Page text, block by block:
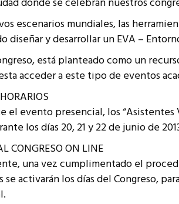
escenarios mundiales, las
diseñar y desarrollar un EVA –
está planteado como un
acceder a este tipo de eventos
el evento presencial, los “Asistentes
los días 20, 21 y 22 de junio de
CONGRESO ON LINE
una vez cumplimentado el
se activarán los días del Congreso,